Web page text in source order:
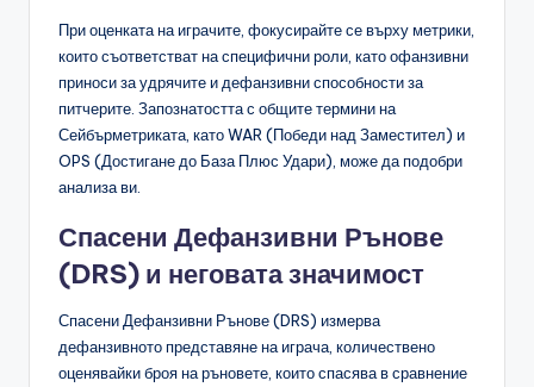
При оценката на играчите, фокусирайте се върху метрики,
които съответстват на специфични роли, като офанзивни
приноси за удрячите и дефанзивни способности за
питчерите. Запознатостта с общите термини на
Сейбърметриката, като WAR (Победи над Заместител) и
OPS (Достигане до База Плюс Удари), може да подобри
анализа ви.
Спасени Дефанзивни Рънове
(DRS) и неговата значимост
Спасени Дефанзивни Рънове (DRS) измерва
дефанзивното представяне на играча, количествено
оценявайки броя на ръновете, които спасява в сравнение